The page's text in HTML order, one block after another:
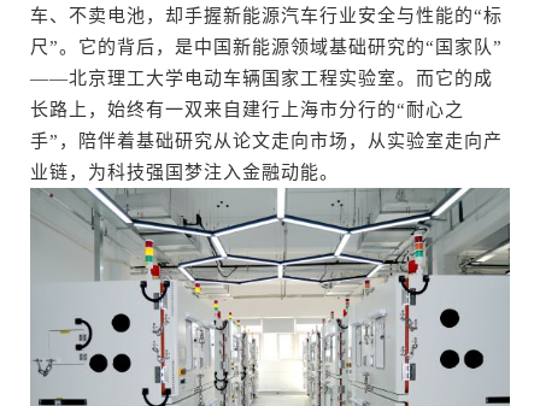
车、不卖电池，却手握新能源汽车行业安全与性能的“标
尺”。它的背后，是中国新能源领域基础研究的“国家队”
——北京理工大学电动车辆国家工程实验室。而它的成
长路上，始终有一双来自建行上海市分行的“耐心之
手”，陪伴着基础研究从论文走向市场，从实验室走向产
业链，为科技强国梦注入金融动能。